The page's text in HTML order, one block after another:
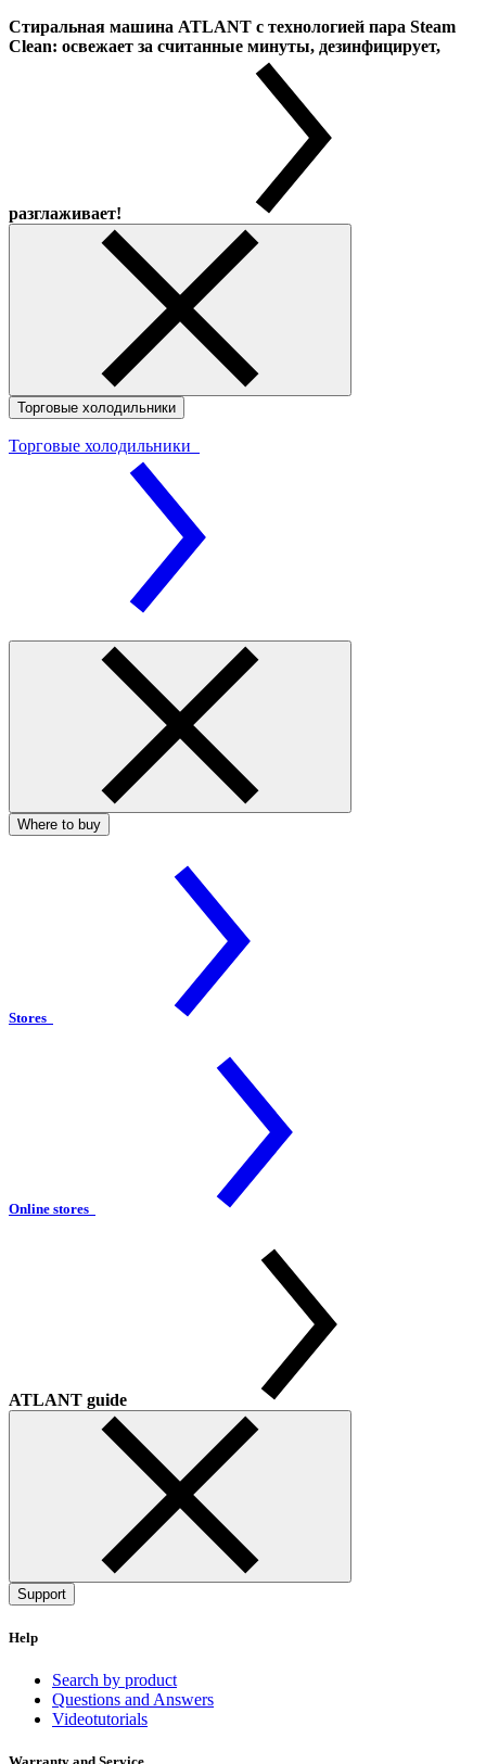
Стиральная машина ATLANT с технологией пара Steam
Clean: освежает за считанные минуты, дезинфицирует,
разглаживает!
Торговые холодильники
Торговые холодильники
Where to buy
Stores
Online stores
ATLANT guide
Support
Help
Search by product
Questions and Answers
Videotutorials